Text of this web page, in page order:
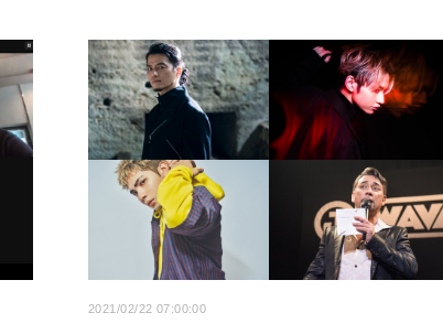
2021/02/22 07:00:00